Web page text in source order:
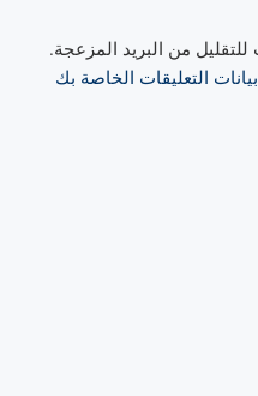
من البريد المزعجة.
التعليقات الخاصة بك